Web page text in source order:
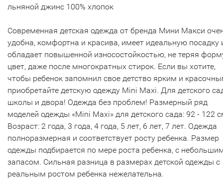
льняной джинс 100% хлопок
Современная детская одежда от бренда Мини Макси
удобна, комфортна и красива, имеет идеальную посадку
обладает повышенной износостойкостью, не теряя
цвет, даже после многократных стирок. Если вы хотите,
чтобы ребенок запомнил свое детство ярким и
приобретайте детскую одежду Mini Maxi. Для детского
школы и двора! Одежда без проблем! Размерный ряд
моделей одежды «Mini Maxi» для детского сада: 92 - 122
Возраст: 2 года, 3 года, 4 года, 5 лет, 6 лет, 7 лет. Одежда
полноразмерная и соответствует росту ребенка. Размер
одежды подбирается по мере роста ребенка, с
запасом. Сильная разница в размерах детской одежды с
реальным ростом ребенка нежелательна.